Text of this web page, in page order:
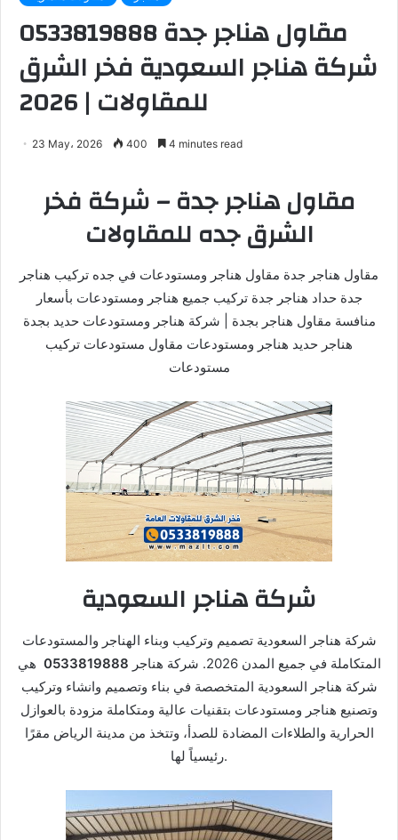
مقاول هناجر جدة 0533819888
شركة هناجر السعودية فخر الشرق
للمقاولات | 2026
23 May، 2026 400 4 minutes read
مقاول هناجر جدة – شركة فخر
الشرق جده للمقاولات
مقاول هناجر جدة مقاول هناجر ومستودعات في جده تركيب هناجر
جدة حداد هناجر جدة تركيب جميع هناجر ومستودعات بأسعار
منافسة مقاول هناجر بجدة | شركة هناجر ومستودعات حديد بجدة
هناجر حديد هناجر ومستودعات مقاول مستودعات تركيب
مستودعات
شركة هناجر السعودية
شركة هناجر السعودية تصميم وتركيب وبناء الهناجر والمستودعات
المتكاملة في جميع المدن 2026. شركة هناجر
0533819888 هي
شركة هناجر السعودية المتخصصة في بناء وتصميم وانشاء وتركيب
وتصنيع هناجر ومستودعات بتقنيات عالية ومتكاملة مزودة بالعوازل
الحرارية والطلاءات المضادة للصدأ، وتتخذ من مدينة الرياض مقرًا
رئيسياً لها.